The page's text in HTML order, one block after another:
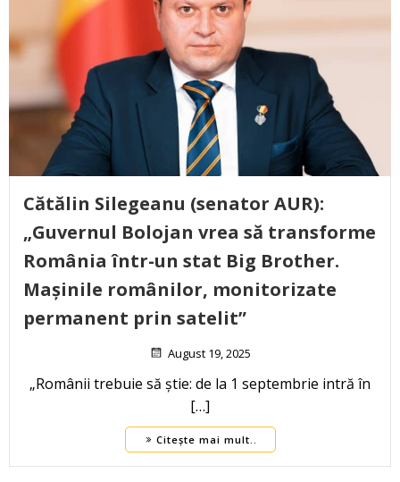
Cătălin Silegeanu (senator AUR):
„Guvernul Bolojan vrea să transforme
România într-un stat Big Brother.
Mașinile românilor, monitorizate
permanent prin satelit”
August 19, 2025
„Românii trebuie să știe: de la 1 septembrie intră în
[…]
Citește mai mult..